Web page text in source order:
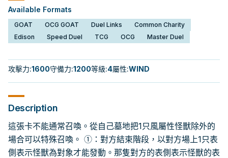
Available Formats
GOAT OCG GOAT Duel Links
Common Charity
Edison
Speed Duel TCG OCG Master Duel
攻擊力:1600守備力:1200等級:4屬性:WIND
Description
這張卡不能通常召喚。從自己墓地把1只風屬性怪獸除外的
場合可以特殊召喚。 ①：對方結束階段，以對方場上1只表
側表示怪獸為對象才能發動。那隻對方的表側表示怪獸的表